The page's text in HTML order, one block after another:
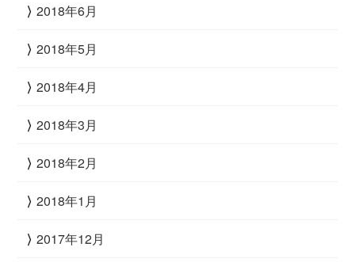
2018年6月
2018年5月
2018年4月
2018年3月
2018年2月
2018年1月
2017年12月